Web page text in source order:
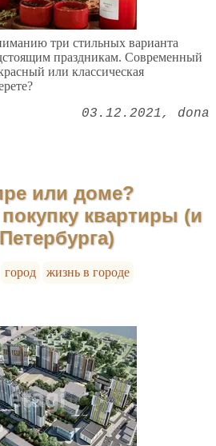
три стильных варианта
праздникам. Современный
или классическая
03.12.2021 dona
или доме?
квартиры (и
город
жизнь в городе